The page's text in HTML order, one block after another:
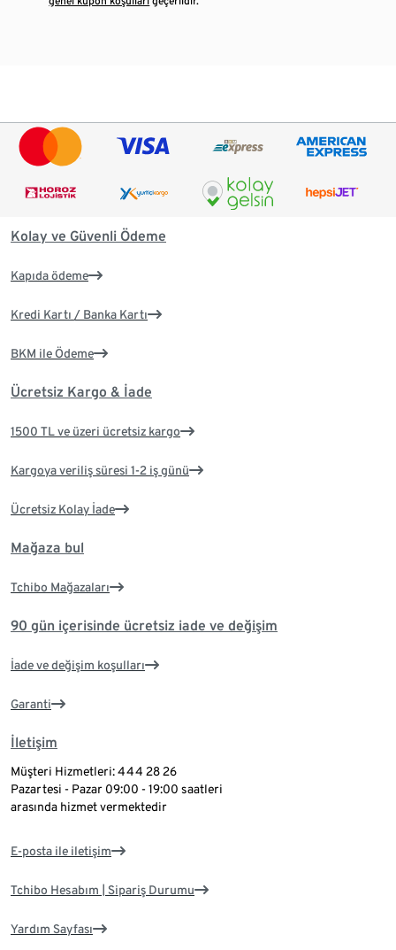
Kolay ve Güvenli Ödeme
Kapıda ödeme
Kredi Kartı / Banka Kartı
BKM ile Ödeme
Ücretsiz Kargo & İade
1500 TL ve üzeri ücretsiz kargo
Kargoya veriliş süresi 1-2 iş günü
Ücretsiz Kolay İade
Mağaza bul
Tchibo Mağazaları
90 gün içerisinde ücretsiz iade ve değişim
İade ve değişim koşulları
Garanti
İletişim
Müşteri Hizmetleri: 444 28 26
Pazartesi - Pazar 09:00 - 19:00 saatleri
arasında hizmet vermektedir
E-posta ile iletişim
Tchibo Hesabım | Sipariş Durumu
Yardım Sayfası